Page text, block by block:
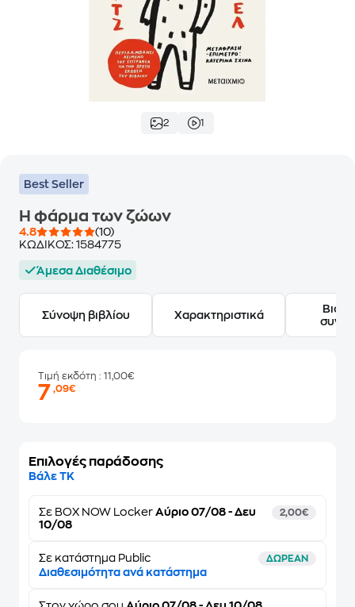
2 1
Best Seller
Η φάρμα των ζώων
4.8
(10)
ΚΩΔΙΚΟΣ: 1584775
Άμεσα Διαθέσιμο
Σύνοψη βιβλίου Χαρακτηριστικά
Τιμή εκδότη : 11,00€
7,09€
Επιλογές παράδοσης
Βάλε ΤΚ
Σε BOX NOW Locker Αύριο 07/08 - Δευ
10/08
2,00€
Σε κατάστημα Public ΔΩΡΕΑΝ
Διαθεσιμότητα ανά κατάστημα